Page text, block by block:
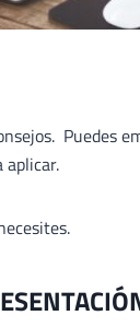
Puedes
aplicar.